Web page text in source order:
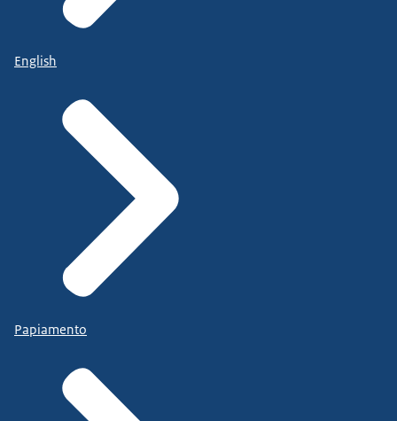
English
Papiamento